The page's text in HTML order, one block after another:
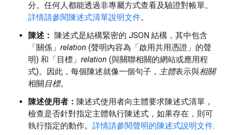
分。任何人都能透過非專屬方式查看及驗證對帳單。
詳情請參閱陳述式清單說明文件。
陳述： 陳述式是結構緊密的 JSON 結構，其中包含
「關係」 relation (聲明內容為「啟用共用憑證」的聲
明) 和「目標」 relation (與關聯相關的網站或應用程
式)。因此，每個陳述就像一個句子， 主體表示與相關
相關目標。
陳述使用者： 陳述式使用者向主體要求陳述式清單，
檢查是否針對指定主體執行陳述式，如果存在，則可
執行指定的動作。 詳情請參閱聲明的陳述式說明文件.